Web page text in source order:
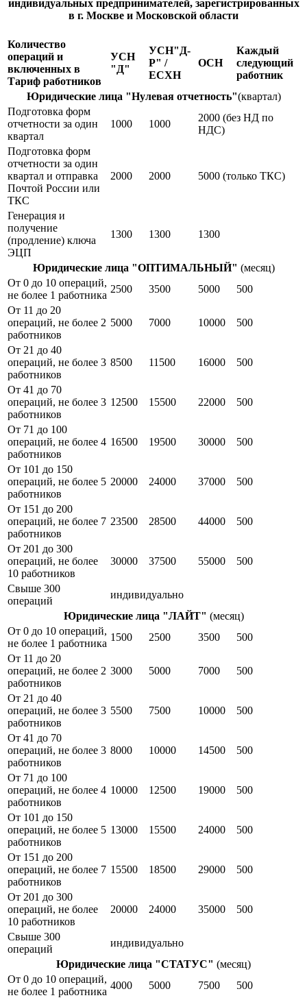
индивидуальных предпринимателей, зарегистрированных
в г. Москве и Московской области
Количество
операций и
включенных в
Тариф работников
УСН
"Д"
УСН"Д-
Р" /
ЕСХН
ОСН
Каждый
следующий
работник
Юридические лица "Нулевая отчетность"(квартал)
Подготовка форм
отчетности за один
квартал
1000 1000
2000 (без НД по
НДС)
Подготовка форм
отчетности за один
квартал и отправка
Почтой России или
ТКС
2000 2000 5000 (только ТКС)
Генерация и
получение
(продление) ключа
ЭЦП
1300 1300 1300
Юридические лица "ОПТИМАЛЬНЫЙ" (месяц)
От 0 до 10 операций,
не более 1 работника
2500 3500 5000
500
От 11 до 20
операций, не более 2
работников
5000 7000 10000 500
От 21 до 40
операций, не более 3
работников
8500 11500 16000 500
От 41 до 70
операций, не более 3
работников
12500 15500 22000 500
От 71 до 100
операций, не более 4
работников
16500 19500 30000 500
От 101 до 150
операций, не более 5
работников
20000 24000 37000 500
От 151 до 200
операций, не более 7
работников
23500 28500 44000 500
От 201 до 300
операций, не более
10 работников
30000 37500 55000 500
Свыше 300
операций
индивидуально
Юридические лица "ЛАЙТ" (месяц)
От 0 до 10 операций,
не более 1 работника
1500 2500 3500
500
От 11 до 20
операций, не более 2
работников
3000 5000 7000 500
От 21 до 40
операций, не более 3
работников
5500 7500 10000 500
От 41 до 70
операций, не более 3
работников
8000 10000 14500 500
От 71 до 100
операций, не более 4
работников
10000 12500 19000 500
От 101 до 150
операций, не более 5
работников
13000 15500 24000 500
От 151 до 200
операций, не более 7
работников
15500 18500 29000 500
От 201 до 300
операций, не более
10 работников
20000 24000 35000 500
Свыше 300
операций
индивидуально
Юридические лица "СТАТУС" (месяц)
От 0 до 10 операций,
не более 1 работника
4000 5000 7500
500